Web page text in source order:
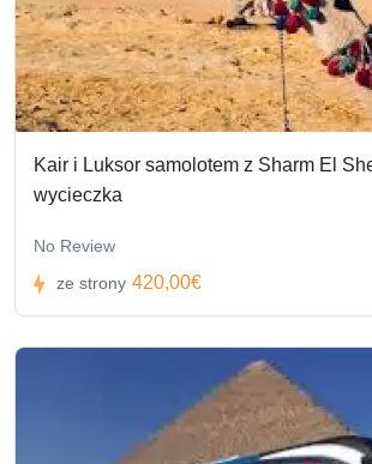
Kair i Luksor samolotem z Sharm El
wycieczka
No Review
ze strony 420,00€